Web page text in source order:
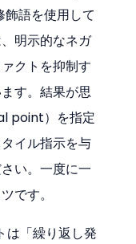
語を使用して
明示的なネガ
クトを抑制す
す。結果が思
point）を指定
イル指示を与
い。一度に一
です。
は「繰り返し発